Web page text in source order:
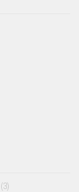
(3)